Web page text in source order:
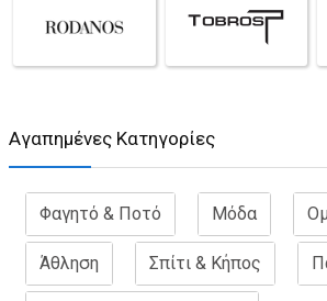
Aγαπημένες Κατηγορίες
Φαγητό & Ποτό Μόδα
Άθληση Σπίτι & Κήπος